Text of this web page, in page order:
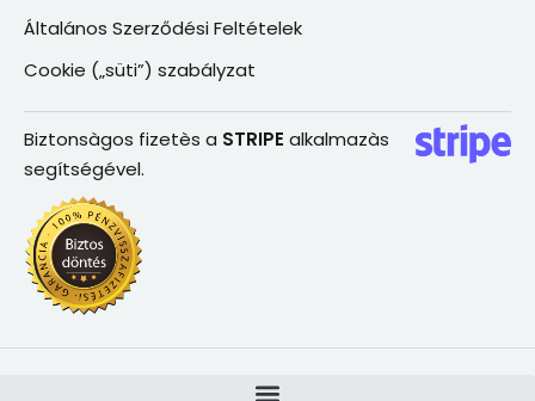
Általános Szerződési Feltételek
Cookie („süti”) szabályzat
Biztonsàgos fizetès a STRIPE alkalmazàs
segítségével.